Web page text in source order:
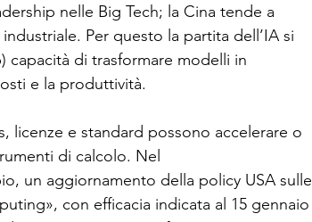
nelle Big Tech; la Cina tende a
Per questo la partita dell’IA si
capacità di trasformare modelli in
e la produttività.
e standard possono accelerare o
di calcolo. Nel
un aggiornamento della policy USA sulle
con efficacia indicata al 15 gennaio